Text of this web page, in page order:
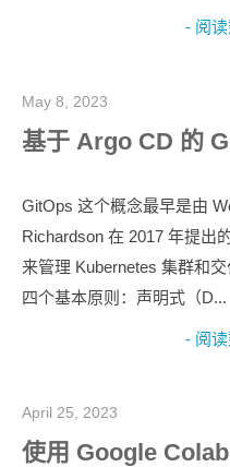
- 阅
May 8, 2023
基于 Argo CD 的
GitOps 这个概念最早是由
Richardson 在 2017 年提出
来管理 Kubernetes 集群和
四个基本原则：声明式（D...
- 阅
April 25, 2023
使用 Google